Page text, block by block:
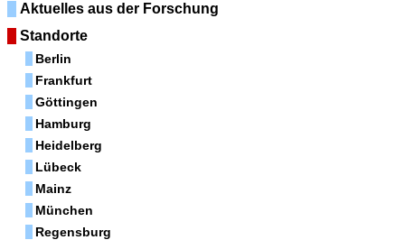
Aktuelles aus der Forschung
Standorte
Berlin
Frankfurt
Göttingen
Hamburg
Heidelberg
Lübeck
Mainz
München
Regensburg